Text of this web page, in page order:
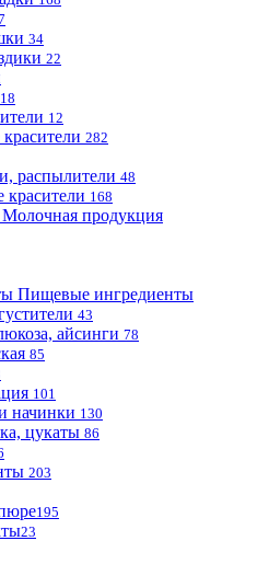
34
22
18
12
282
распылители 48
168
Молочная продукция
Пищевые ингредиенты
43
айсинги 78
85
101
начинки 130
цукаты 86
203
195
23